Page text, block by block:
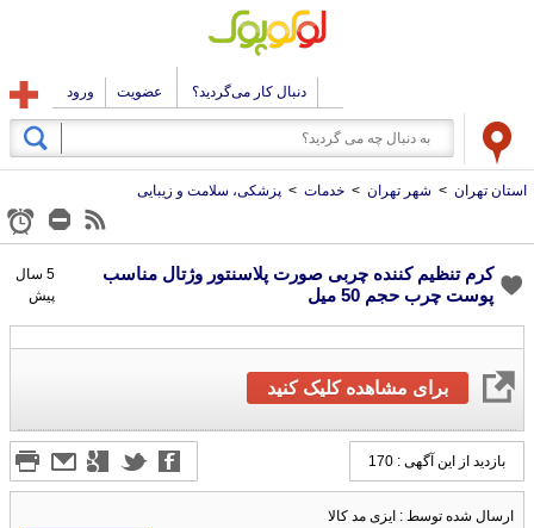
دنبال کار می‌گردید؟ عضویت ورود
استان تهران > شهر تهران > خدمات > پزشکی، سلامت و زیبایی
کرم تنظیم کننده چربی صورت پلاسنتور وژتال مناسب
پوست چرب حجم 50 میل
5 سال
پیش
برای مشاهده کلیک کنید
بازدید از این آگهی : 170
ارسال شده توسط : ایزی مد کالا